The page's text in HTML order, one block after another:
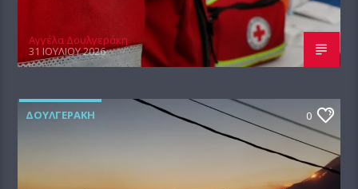
Αγγέλα Δουλγεράκη
31 ΙΟΥΛΊΟΥ 2026
ΔΟΥΛΓΕΡΆΚΗ 0